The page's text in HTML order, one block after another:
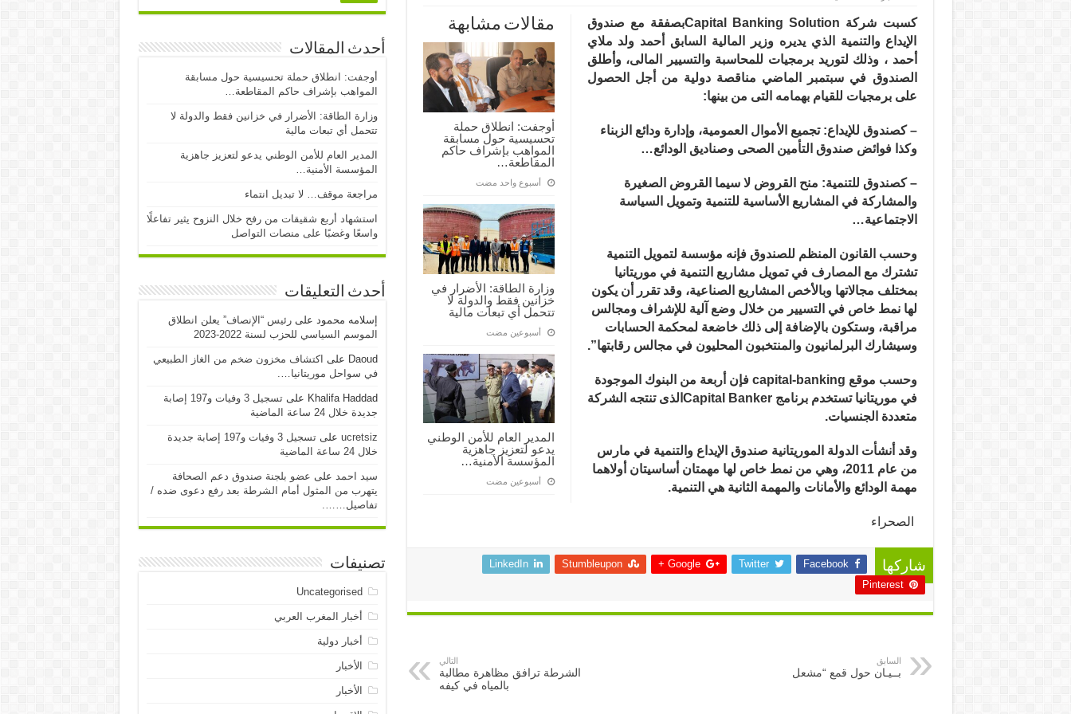
الإيداع
والتنمية
برمجيات
من
Capital
Banking
مغلقة
مقالات مشابهة
أوجفت: انطلاق حملة
تحسيسية حول مسابقة
المواهب بإشراف حاكم
المقاطعة…
‏أسبوع واحد مضت
وزارة الطاقة: الأضرار في
خزانين فقط والدولة لا
تتحمل أي تبعات مالية
‏أسبوعين مضت
المدير العام للأمن الوطني
يدعو لتعزيز جاهزية
المؤسسة الأمنية…
‏أسبوعين مضت
كسبت شركة Capital Banking Solution
بصفقة مع صندوق
الإيداع والتنمية الذي يديره وزير المالية السابق أحمد ولد ملاي
أحمد ، وذلك لتوريد برمجيات للمحاسبة والتسيير المالى، وأطلق
الصندوق في سبتمبر الماضي مناقصة دولية من أجل الحصول
على برمجيات للقيام بهمامه التى من بينها:
– كصندوق للإيداع: تجميع الأموال العمومية، وإدارة ودائع الزبناء
وكذا فوائض صندوق التأمين الصحى وصناديق الودائع…
– كصندوق للتنمية: منح القروض لا سيما القروض الصغيرة
والمشاركة في المشاريع الأساسية للتنمية وتمويل السياسة
الاجتماعية…
وحسب القانون المنظم للصندوق فإنه مؤسسة لتمويل التنمية
تشترك مع المصارف في تمويل مشاريع التنمية في موريتانيا
بمختلف مجالاتها وبالأخص المشاريع الصناعية، وقد تقرر أن يكون
لها نمط خاص في التسيير من خلال وضع آلية للإشراف ومجالس
مراقبة، وستكون بالإضافة إلى ذلك خاضعة لمحكمة الحسابات
وسيشارك البرلمانيون والمنتخبون المحليون في مجالس رقابتها”.
وحسب موقع capital-banking فإن أربعة من البنوك الموجودة
في موريتانيا تستخدم برنامجCapital Banker الذى تنتجه الشركة
متعددة الجنسيات.
وقد أنشأت الدولة الموريتانية صندوق الإيداع والتنمية في مارس
من عام 2011، وهي من نمط خاص لها مهمتان أساسيتان أولاهما
مهمة الودائع والأمانات والمهمة الثانية هي التنمية.
الصحراء
شاركها Facebook
Twitter
Google +
Stumbleupon
LinkedIn
Pinterest
السابق
بــيـان حول قمع “مشعل
التالي
الشرطة ترافق مظاهرة مطالبة
بالمياه في كيفه
أحدث المقالات
أوجفت: انطلاق حملة تحسيسية حول مسابقة
المواهب بإشراف حاكم المقاطعة…
وزارة الطاقة: الأضرار في خزانين فقط والدولة لا
تتحمل أي تبعات مالية
المدير العام للأمن الوطني يدعو لتعزيز جاهزية
المؤسسة الأمنية…
مراجعة موقف… لا تبديل انتماء
استشهاد أربع شقيقات من رفح خلال النزوح يثير تفاعلًا
واسعًا وغضبًا على منصات التواصل
أحدث التعليقات
إسلامه محمود علىرئيس “الإنصاف” يعلن انطلاق
الموسم السياسي للحزب لسنة 2022-2023
Daoud على اكتشاف مخزون ضخم من الغاز الطبيعي
في سواحل موريتانيا….
Khalifa Haddad على
تسجيل 3 وفيات و197 إصابة
جديدة خلال 24 ساعة الماضية
ucretsiz على
تسجيل 3 وفيات و197 إصابة جديدة
خلال 24 ساعة الماضية
سيد احمد على عضو بلجنة صندوق دعم الصحافة
يتهرب من المثول أمام الشرطة بعد رفع دعوى ضده /
تفاصيل…….
تصنيفات
Uncategorised
أخبار المغرب العربي
أخبار دولية
الأخبار
الأخبار